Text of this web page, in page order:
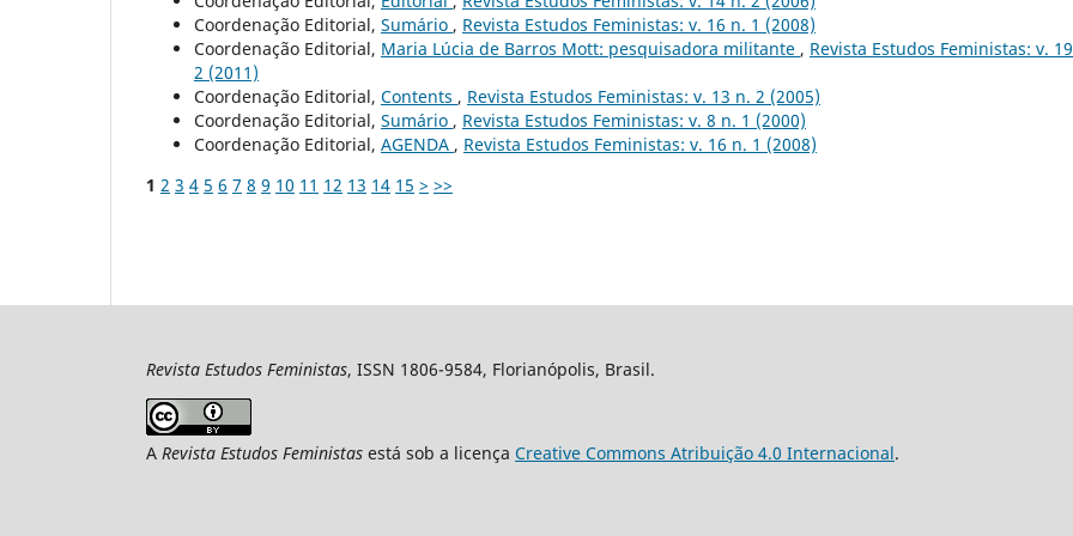
Coordenação Editorial, Sumário , Revista Estudos Feministas: v. 16 n. 1 (2008)
Coordenação Editorial, Maria Lúcia de Barros Mott: pesquisadora militante , Revista Estudos Feministas: v.
2 (2011)
Coordenação Editorial, Contents , Revista Estudos Feministas: v. 13 n. 2 (2005)
Coordenação Editorial, Sumário , Revista Estudos Feministas: v. 8 n. 1 (2000)
Coordenação Editorial, AGENDA , Revista Estudos Feministas: v. 16 n. 1 (2008)
1 2 3 4 5 6 7 8 9 10 11 12 13 14 15 > >>
Revista Estudos Feministas, ISSN 1806-9584, Florianópolis, Brasil.
A Revista Estudos Feministas está sob a licença Creative Commons Atribuição 4.0 Internacional.